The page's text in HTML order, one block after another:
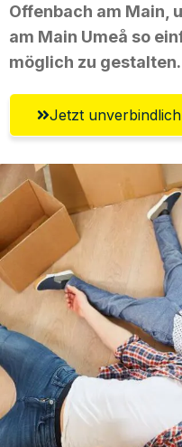
Offenbach am Main,
am Main Umeå so
möglich zu gestalten.
Jetzt